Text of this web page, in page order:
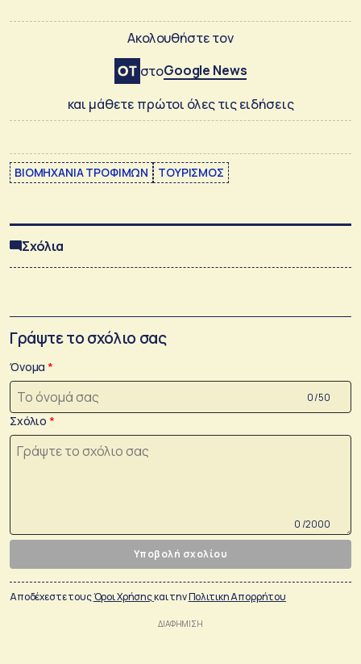
Ακολουθήστε τον
στοGoogle News
και μάθετε πρώτοι όλες τις ειδήσεις
ΒΙΟΜΗΧΑΝΙΑ ΤΡΟΦΙΜΩΝ ΤΟΥΡΙΣΜΟΣ
Σχόλια
Γράψτε το σχόλιο σας
Όνομα
0 /50
Σχόλιο
0 /2000
Υποβολή σχολίου
Αποδέχεστε τουςΌροι Χρήσηςκαι τηνΠολιτικη Απορρήτου